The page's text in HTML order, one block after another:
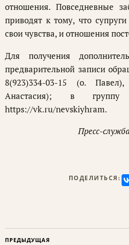
отношения. Повседневные
приводят к тому, что
свои чувства, и отношения
Для получения
предварительной записи
8(923)334-03-15 (о.
Анастасия); в
https://vk.ru/nevskiyhram.
Пресс-
ПОДЕЛИТЬСЯ:
ПРЕДЫДУЩАЯ